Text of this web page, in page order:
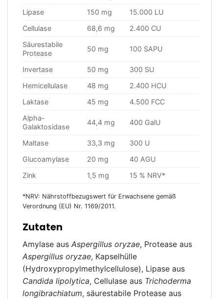
Lipase
150 mg
15.000 LU
Cellulase
68,6 mg
2.400 CU
Säurestabile
Protease
50 mg 100 SAPU
Invertase 50 mg
300 SU
Hemicellulase
48 mg
2.400 HCU
Laktase
45 mg
4.500 FCC
Alpha-
Galaktosidase
44,4 mg 400 GalU
Maltase 33,3 mg
300 U
Glucoamylase
20 mg
40 AGU
Zink
1,5 mg 15 % NRV*
*NRV: Nährstoffbezugswert für Erwachsene gemäß
Verordnung (EU) Nr. 1169/2011.
Zutaten
Amylase aus Aspergillus oryzae, Protease aus
Aspergillus oryzae, Kapselhülle
(Hydroxypropylmethylcellulose), Lipase aus
Candida lipolytica, Cellulase aus Trichoderma
longibrachiatum, säurestabile Protease aus